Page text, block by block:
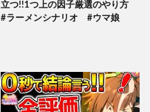
立つ!!1つ上の因子厳選のやり方
#ラーメンシナリオ #ウマ娘